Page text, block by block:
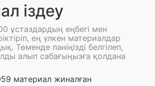
іздеу
ұстаздардың еңбегі мен
ең үлкен материалдар
Төменде пәніңізді белгілеп,
алып сабағыңызға қолдана
материал жиналған